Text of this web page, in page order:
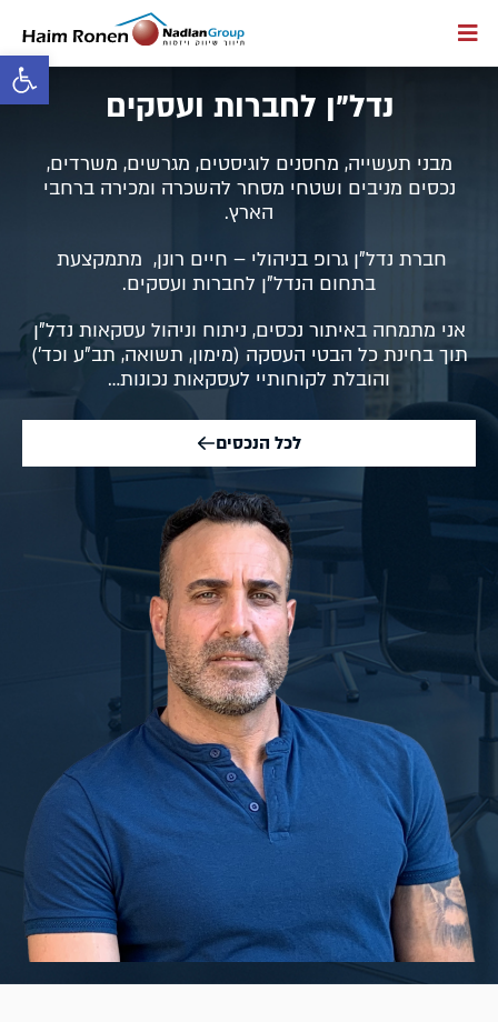
פתח
נדל"ן לחברות ועסקים
מבני תעשייה, מחסנים לוגיסטים, מגרשים, משרדים,
נכסים מניבים ושטחי מסחר להשכרה ומכירה ברחבי
הארץ.
חברת נדל"ן גרופ בניהולי – חיים רונן, מתמקצעת
בתחום הנדל"ן לחברות ועסקים.
אני מתמחה באיתור נכסים, ניתוח וניהול עסקאות נדל"ן
תוך בחינת כל הבטי העסקה (מימון, תשואה, תב"ע וכד')
והובלת לקוחותיי לעסקאות נכונות…
לכל הנכסים